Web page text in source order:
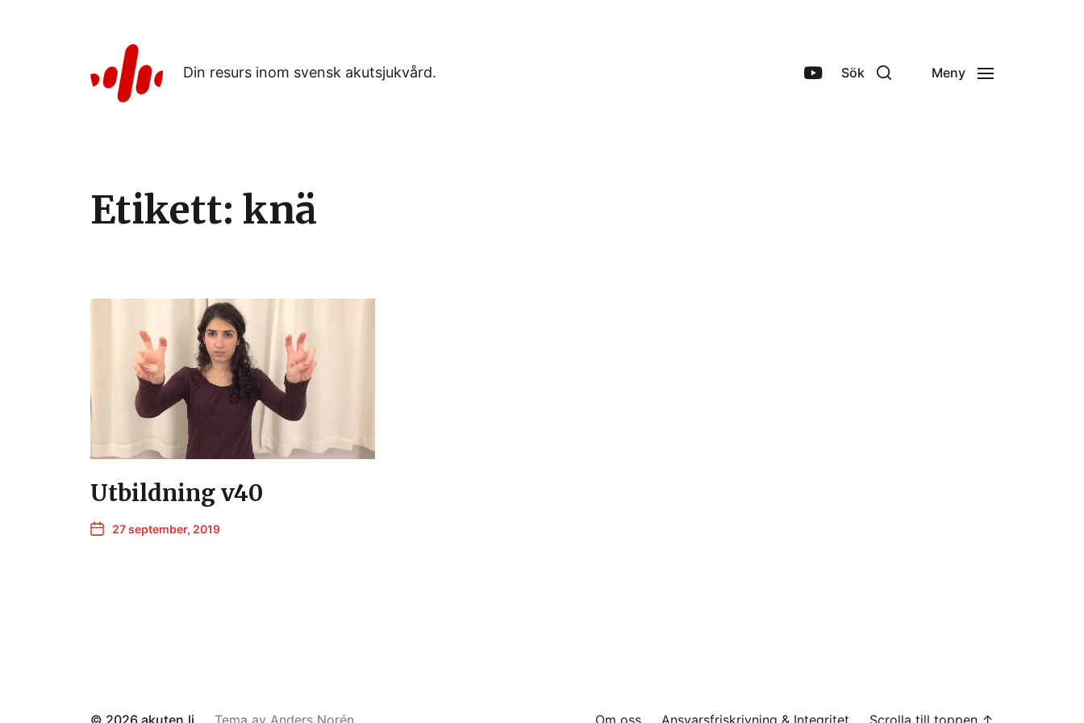
Din resurs inom svensk akutsjukvård. Sök Meny
Etikett: knä
Utbildning v40
27 september, 2019
Om oss Ansvarsfriskrivning & Integritet Scrolla till toppen ↑
© 2026 akuten.li Tema av Anders Norén